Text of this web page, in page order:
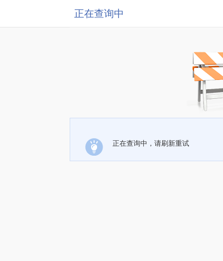
正在查询中
正在查询中，请刷新重试